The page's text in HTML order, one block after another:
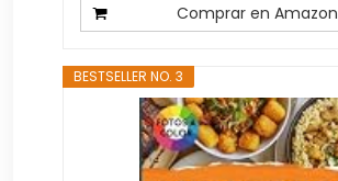
Comprar en Amazon
BESTSELLER NO. 3